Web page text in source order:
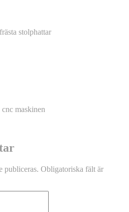
stolphattar
maskinen
publiceras. Obligatoriska fält är